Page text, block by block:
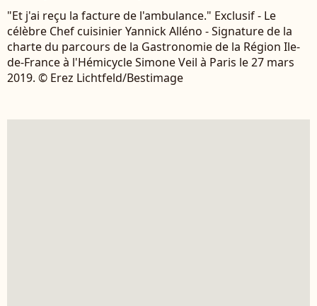
"Et j'ai reçu la facture de l'ambulance." Exclusif - Le
célèbre Chef cuisinier Yannick Alléno - Signature de la
charte du parcours de la Gastronomie de la Région Ile-
de-France à l'Hémicycle Simone Veil à Paris le 27 mars
2019. © Erez Lichtfeld/Bestimage